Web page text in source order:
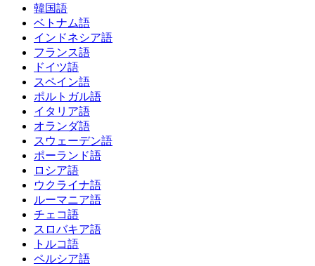
韓国語
ベトナム語
インドネシア語
フランス語
ドイツ語
スペイン語
ポルトガル語
イタリア語
オランダ語
スウェーデン語
ポーランド語
ロシア語
ウクライナ語
ルーマニア語
チェコ語
スロバキア語
トルコ語
ペルシア語